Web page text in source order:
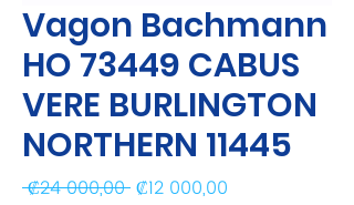
Vagon Bachmann
HO 73449 CABUS
VERE BURLINGTON
NORTHERN 11445
₡24 000,00 Precio
₡12 000,00